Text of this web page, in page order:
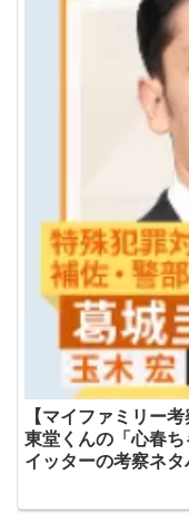
【マイファミリー
東堂くんの「心春
イッターの考察ネ